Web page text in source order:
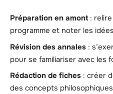
Préparation en amont: relire
programme et noter les
Révision des annales :
pour se familiariser avec les
Rédaction de fiches : créer
des concepts